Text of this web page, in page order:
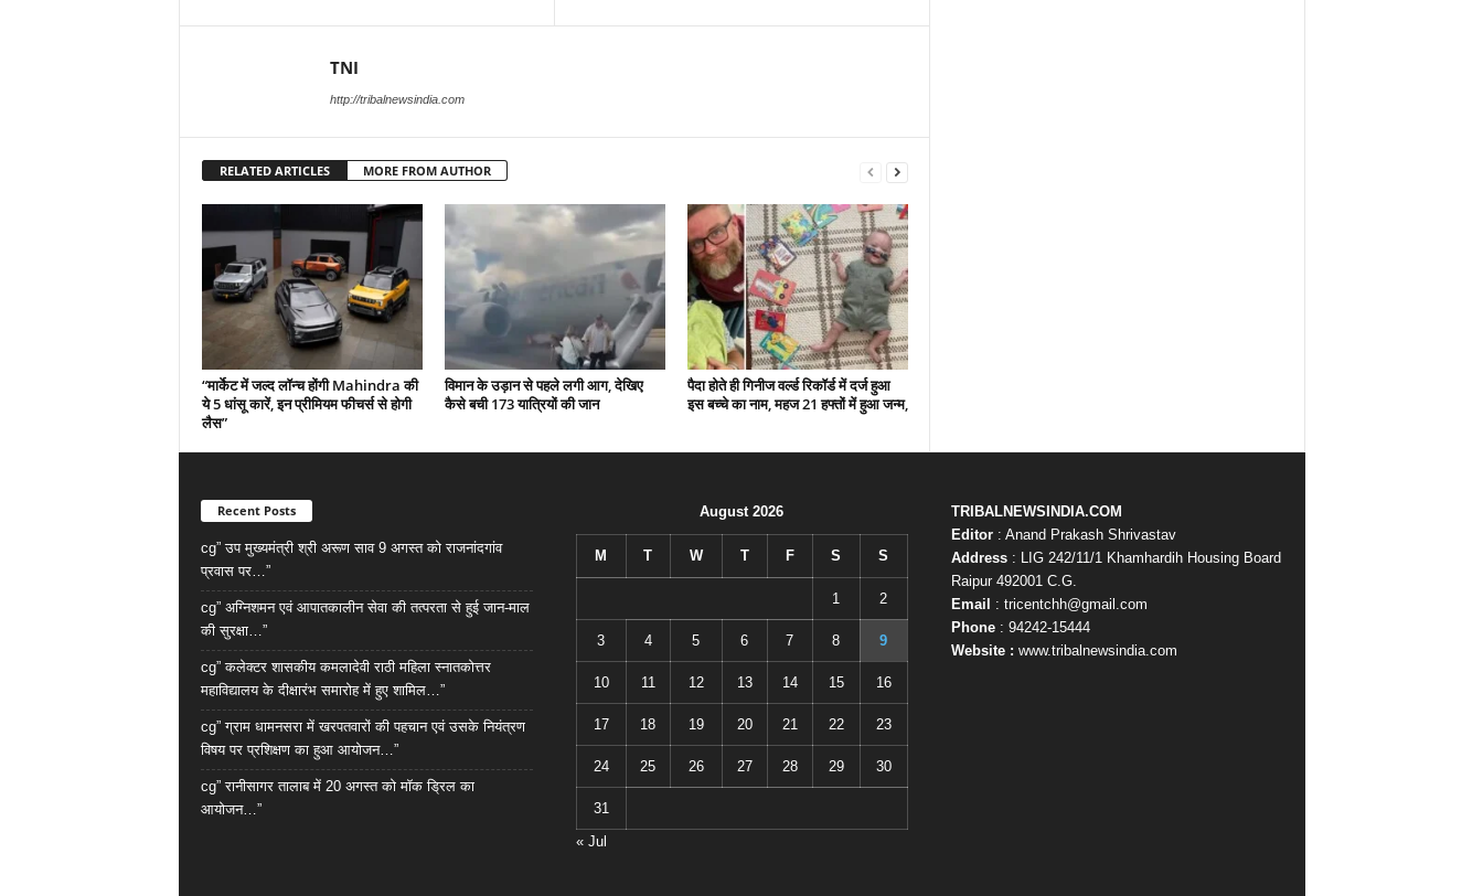
TNI
http://tribalnewsindia.com
RELATED ARTICLES MORE FROM AUTHOR
“मार्केट में जल्द लॉन्च होंगी Mahindra की
ये 5 धांसू कारें, इन प्रीमियम फीचर्स से होगी
लैस”
विमान के उड़ान से पहले लगी आग, देखिए
कैसे बची 173 यात्रियों की जान
पैदा होते ही गिनीज वर्ल्ड रिकॉर्ड में दर्ज हुआ
इस बच्चे का नाम, महज 21 हफ्तों में हुआ जन्म,
Recent Posts
cg” उप मुख्यमंत्री श्री अरूण साव 9 अगस्त को राजनांदगांव
प्रवास पर…”
cg” अग्निशमन एवं आपातकालीन सेवा की तत्परता से हुई जान-माल
की सुरक्षा…”
cg” कलेक्टर शासकीय कमलादेवी राठी महिला स्नातकोत्तर
महाविद्यालय के दीक्षारंभ समारोह में हुए शामिल…”
cg” ग्राम धामनसरा में खरपतवारों की पहचान एवं उसके नियंत्रण
विषय पर प्रशिक्षण का हुआ आयोजन…”
cg” रानीसागर तालाब में 20 अगस्त को मॉक ड्रिल का
आयोजन…”
August 2026
M T W T F S S
1 2
3 4 5 6 7 8 9
10 11 12 13 14 15 16
17 18 19 20 21 22 23
24 25 26 27 28 29 30
31
« Jul
TRIBALNEWSINDIA.COM
Editor: Anand Prakash Shrivastav
Address: LIG 242/11/1 Khamhardih Housing Board
Raipur 492001 C.G.
Email
: tricentchh@gmail.com
Phone: 94242-15444
Website : www.tribalnewsindia.com